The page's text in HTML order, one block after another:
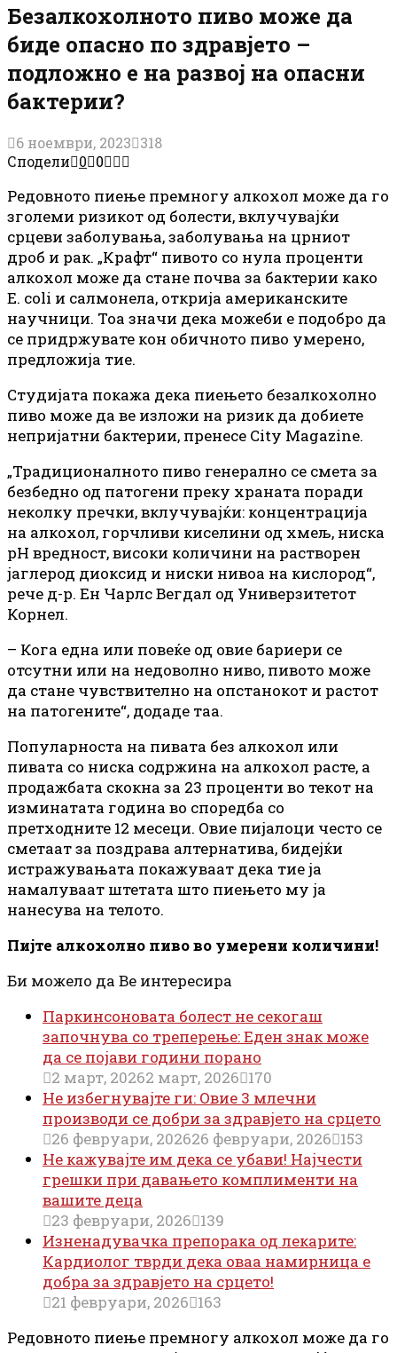
Безалкохолното пиво може да
биде опасно по здравјето –
подложно е на развој на опасни
бактерии?
6 ноември, 2023 318
Сподели 0 0
Редовното пиење премногу алкохол може да го
зголеми ризикот од болести, вклучувајќи
срцеви заболувања, заболувања на црниот
дроб и рак. „Крафт“ пивото со нула проценти
алкохол може да стане почва за бактерии како
E. coli и салмонела, открија американските
научници. Тоа значи дека можеби е подобро да
се придржувате кон обичното пиво умерено,
предложија тие.
Студијата покажа дека пиењето безалкохолно
пиво може да ве изложи на ризик да добиете
непријатни бактерии, пренесе City Magazine.
„Традиционалното пиво генерално се смета за
безбедно од патогени преку храната поради
неколку пречки, вклучувајќи: концентрација
на алкохол, горчливи киселини од хмељ, ниска
pH вредност, високи количини на растворен
јаглерод диоксид и ниски нивоа на кислород“,
рече д-р. Ен Чарлс Вегдал од Универзитетот
Корнел.
– Кога една или повеќе од овие бариери се
отсутни или на недоволно ниво, пивото може
да стане чувствително на опстанокот и растот
на патогените“, додаде таа.
Популарноста на пивата без алкохол или
пивата со ниска содржина на алкохол расте, а
продажбата скокна за 23 проценти во текот на
изминатата година во споредба со
претходните 12 месеци. Овие пијалоци често се
сметаат за поздрава алтернатива, бидејќи
истражувањата покажуваат дека тие ја
намалуваат штетата што пиењето му ја
нанесува на телото.
Пијте алкохолно пиво во умерени количини!
Би можело да Ве интересира
Паркинсоновата болест не секогаш
започнува со треперење: Еден знак може
да се појави години порано
2 март, 20262 март, 2026 170
Не избегнувајте ги: Овие 3 млечни
производи се добри за здравјето на срцето
26 февруари, 202626 февруари, 2026 153
Не кажувајте им дека се убави! Најчести
грешки при давањето комплименти на
вашите деца
23 февруари, 2026 139
Изненадувачка препорака од лекарите:
Кардиолог тврди дека оваа намирница е
добра за здравјето на срцето!
21 февруари, 2026 163
Редовното пиење премногу алкохол може да го